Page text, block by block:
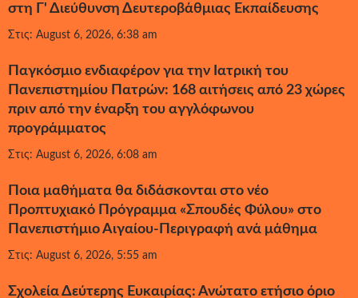
στη Γ' Διεύθυνση Δευτεροβάθμιας Εκπαίδευσης
Στις: August 6, 2026, 6:38 am
Παγκόσμιο ενδιαφέρον για την Ιατρική του
Πανεπιστημίου Πατρών: 168 αιτήσεις από 23 χώρες
πριν από την έναρξη του αγγλόφωνου
προγράμματος
Στις: August 6, 2026, 6:08 am
Ποια μαθήματα θα διδάσκονται στο νέο
Προπτυχιακό Πρόγραμμα «Σπουδές Φύλου» στο
Πανεπιστήμιο Αιγαίου-Περιγραφή ανά μάθημα
Στις: August 6, 2026, 5:55 am
Σχολεία Δεύτερης Ευκαιρίας: Ανώτατο ετήσιο όριο